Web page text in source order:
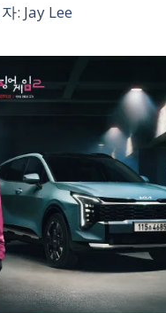
: Jay Lee